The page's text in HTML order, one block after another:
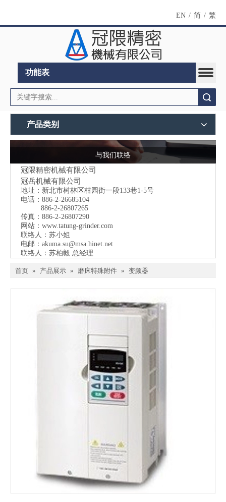
EN / 简 / 繁
功能表
产品类别
与我们联络
冠隈精密机械有限公司
冠岳机械有限公司
地址： 新北市树林区柑园街一段133巷1-5号
电话：886-2-26685104
886-2-26807265
传真：886-2-26807290
网站： www.tatung-grinder.com
联络人：苏小姐
电邮： akuma.su@msa.hinet.net
联络人：苏柏毅 总经理
首页 » 产品展示 » 磨床特殊附件 » 变频器